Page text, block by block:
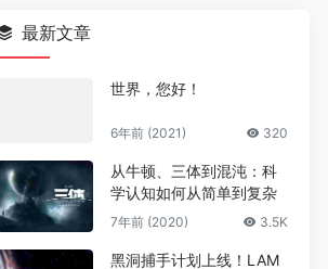
最新文章
世界，您好！
6年前 (2021) 320
从牛顿、三体到混沌：科
学认知如何从简单到复杂
7年前 (2020) 3.5K
黑洞捕手计划上线！LAM